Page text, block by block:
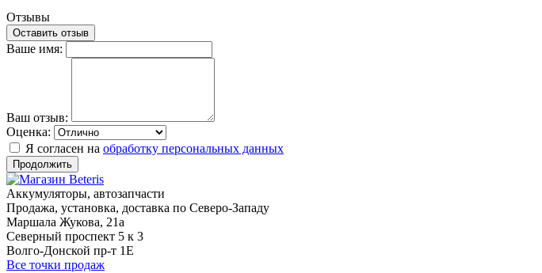
Отзывы
Оставить отзыв
Ваше имя:
Ваш отзыв:
Оценка:
Я согласен на обработку персональных данных
Продолжить
Аккумуляторы, автозапчасти
Продажа, установка, доставка по Северо-Западу
Маршала Жукова, 21а
Северный проспект 5 к 3
Волго-Донской пр-т 1Е
Все точки продаж